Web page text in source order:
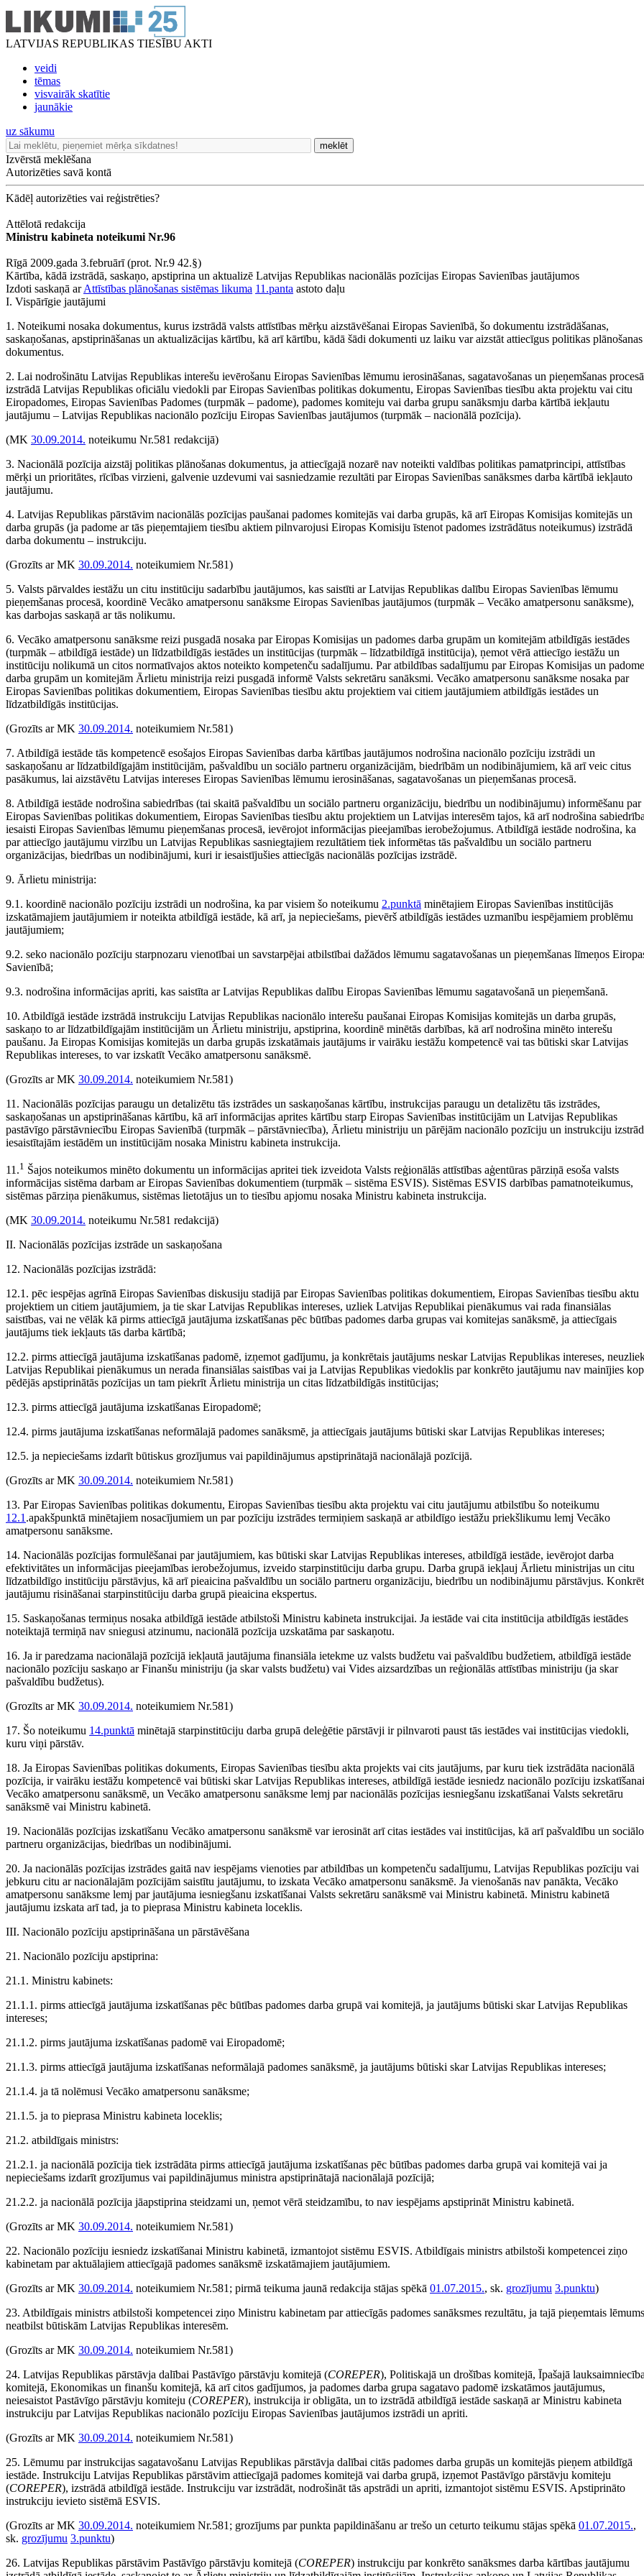
LATVIJAS REPUBLIKAS TIESĪBU AKTI
veidi
tēmas
visvairāk skatītie
jaunākie
uz sākumu
meklēt
Izvērstā meklēšana
Autorizēties savā kontā
Kādēļ autorizēties vai reģistrēties?
Attēlotā redakcija
Ministru kabineta noteikumi Nr.96
Rīgā 2009.gada 3.februārī (prot. Nr.9 42.§)
Kārtība, kādā izstrādā, saskaņo, apstiprina un aktualizē Latvijas Republikas nacionālās pozīcijas Eiropas Savienības jautājumos
Izdoti saskaņā arAttīstības plānošanas sistēmas likuma 11.panta astoto daļu
I. Vispārīgie jautājumi
1. Noteikumi nosaka dokumentus, kurus izstrādā valsts attīstības mērķu aizstāvēšanai Eiropas Savienībā, šo dokumentu izstrādāšanas,
saskaņošanas, apstiprināšanas un aktualizācijas kārtību, kā arī kārtību, kādā šādi dokumenti uz laiku var aizstāt attiecīgus politikas plānošanas
dokumentus.
2. Lai nodrošinātu Latvijas Republikas interešu ievērošanu Eiropas Savienības lēmumu ierosināšanas, sagatavošanas un pieņemšanas
izstrādā Latvijas Republikas oficiālu viedokli par Eiropas Savienības politikas dokumentu, Eiropas Savienības tiesību akta projektu vai citu
Eiropadomes, Eiropas Savienības Padomes (turpmāk – padome), padomes komiteju vai darba grupu sanāksmju darba kārtībā iekļautu
jautājumu – Latvijas Republikas nacionālo pozīciju Eiropas Savienības jautājumos (turpmāk – nacionālā pozīcija).
(MK 30.09.2014. noteikumu Nr.581 redakcijā)
3. Nacionālā pozīcija aizstāj politikas plānošanas dokumentus, ja attiecīgajā nozarē nav noteikti valdības politikas pamatprincipi, attīstības
mērķi un prioritātes, rīcības virzieni, galvenie uzdevumi vai sasniedzamie rezultāti par Eiropas Savienības sanāksmes darba kārtībā iekļauto
jautājumu.
4. Latvijas Republikas pārstāvim nacionālās pozīcijas paušanai padomes komitejās vai darba grupās, kā arī Eiropas Komisijas komitejās un
darba grupās (ja padome ar tās pieņemtajiem tiesību aktiem pilnvarojusi Eiropas Komisiju īstenot padomes izstrādātus noteikumus) izstrādā
darba dokumentu – instrukciju.
(Grozīts ar MK 30.09.2014. noteikumiem Nr.581)
5. Valsts pārvaldes iestāžu un citu institūciju sadarbību jautājumos, kas saistīti ar Latvijas Republikas dalību Eiropas Savienības lēmumu
pieņemšanas procesā, koordinē Vecāko amatpersonu sanāksme Eiropas Savienības jautājumos (turpmāk – Vecāko amatpersonu sanāksme),
kas darbojas saskaņā ar tās nolikumu.
6. Vecāko amatpersonu sanāksme reizi pusgadā nosaka par Eiropas Komisijas un padomes darba grupām un komitejām atbildīgās iestādes
(turpmāk – atbildīgā iestāde) un līdzatbildīgās iestādes un institūcijas (turpmāk – līdzatbildīgā institūcija), ņemot vērā attiecīgo iestāžu un
institūciju nolikumā un citos normatīvajos aktos noteikto kompetenču sadalījumu. Par atbildības sadalī­jumu par Eiropas Komisijas un
darba grupām un komitejām Ārlietu ministrija reizi pusgadā informē Valsts sekretāru sanāksmi. Vecāko amatpersonu sanāksme nosaka par
Eiropas Savienības politikas dokumentiem, Eiropas Savienības tiesību aktu projektiem vai citiem jautājumiem atbildīgās iestādes un
līdzatbildīgās institūcijas.
(Grozīts ar MK 30.09.2014. noteikumiem Nr.581)
7. Atbildīgā iestāde tās kompetencē esošajos Eiropas Savienības darba kārtības jautājumos nodrošina nacionālo pozīciju izstrādi un
saskaņošanu ar līdzatbildīgajām institūcijām, pašvaldību un sociālo partneru organizācijām, biedrībām un nodibinājumiem, kā arī veic citus
pasākumus, lai aizstāvētu Latvijas intereses Eiropas Savienības lēmumu ierosināšanas, sagatavošanas un pieņemšanas procesā.
8. Atbildīgā iestāde nodrošina sabiedrības (tai skaitā pašvaldību un sociālo partneru organizāciju, biedrību un nodibinājumu) informēšanu par
Eiropas Savienības politikas dokumentiem, Eiropas Savienības tiesību aktu projektiem un Latvijas interesēm tajos, kā arī nodrošina
iesaisti Eiropas Savienī­bas lēmumu pieņemšanas procesā, ievērojot informācijas pieejamības ierobežo­jumus. Atbildīgā iestāde nodrošina, ka
par attiecīgo jautājumu virzību un Latvijas Republikas sasniegtajiem rezultātiem tiek informētas tās pašvaldību un sociālo partneru
organizācijas, biedrības un nodibinājumi, kuri ir iesaistījušies attiecīgās nacionālās pozīcijas izstrādē.
9. Ārlietu ministrija:
9.1. koordinē nacionālo pozīciju izstrādi un nodrošina, ka par visiem šo noteikumu 2.punktā minētajiem Eiropas Savienības institūcijās
izskatāmajiem jautājumiem ir noteikta atbildīgā iestāde, kā arī, ja nepieciešams, pievērš atbildīgās iestādes uzmanību iespējamiem problēmu
jautājumiem;
9.2. seko nacionālo pozīciju starpnozaru vienotībai un savstarpējai atbilstī­bai dažādos lēmumu sagatavošanas un pieņemšanas līmeņos
Savienībā;
9.3. nodrošina informācijas apriti, kas saistīta ar Latvijas Republikas dalību Eiropas Savienības lēmumu sagatavošanā un pieņemšanā.
10. Atbildīgā iestāde izstrādā instrukciju Latvijas Republikas nacionālo interešu paušanai Eiropas Komisijas komitejās un darba grupās,
saskaņo to ar līdzatbildīgajām institūcijām un Ārlietu ministriju, apstiprina, koordinē minētās darbības, kā arī nodrošina minēto interešu
paušanu. Ja Eiropas Komisijas komitejās un darba grupās izskatāmais jautājums ir vairāku iestāžu kompetencē vai tas būtiski skar Latvijas
Republikas intereses, to var izskatīt Vecāko amatpersonu sanāksmē.
(Grozīts ar MK 30.09.2014. noteikumiem Nr.581)
11. Nacionālās pozīcijas paraugu un detalizētu tās izstrādes un saskaņo­šanas kārtību, instrukcijas paraugu un detalizētu tās izstrādes,
saskaņošanas un apstiprināšanas kārtību, kā arī informācijas aprites kārtību starp Eiropas Savienī­bas institūcijām un Latvijas Republikas
pastāvīgo pārstāvniecību Eiropas Savienībā (turpmāk – pārstāvniecība), Ārlietu ministriju un pārējām nacionālo pozīciju un instrukciju
iesaistītajām iestādēm un institūcijām nosaka Ministru kabineta instrukcija.
11.1 Šajos noteikumos minēto dokumentu un informācijas apritei tiek izveidota Valsts reģionālās attīstības aģentūras pārziņā esoša valsts
informācijas sistēma darbam ar Eiropas Savienības dokumentiem (turpmāk – sistēma ESVIS). Sistēmas ESVIS darbības pamatnoteikumus,
sistēmas pārziņa pienākumus, sistēmas lietotājus un to tiesību apjomu nosaka Ministru kabineta instrukcija.
(MK 30.09.2014. noteikumu Nr.581 redakcijā)
II. Nacionālās pozīcijas izstrāde un saskaņošana
12. Nacionālās pozīcijas izstrādā:
12.1. pēc iespējas agrīnā Eiropas Savienības diskusiju stadijā par Eiropas Savienības politikas dokumentiem, Eiropas Savienības tiesību aktu
projektiem un citiem jautājumiem, ja tie skar Latvijas Republikas intereses, uzliek Latvijas Republikai pienākumus vai rada finansiālas
saistības, vai ne vēlāk kā pirms attiecīgā jautājuma izskatīšanas pēc būtības padomes darba grupas vai komitejas sanāksmē, ja attiecīgais
jautājums tiek iekļauts tās darba kārtībā;
12.2. pirms attiecīgā jautājuma izskatīšanas padomē, izņemot gadījumu, ja konkrētais jautājums neskar Latvijas Republikas intereses,
Latvijas Republikai pienākumus un nerada finansiālas saistības vai ja Latvijas Republikas viedoklis par konkrēto jautājumu nav mainījies
pēdējās apstiprinātās pozīcijas un tam piekrīt Ārlietu ministrija un citas līdzatbildīgās institūcijas;
12.3. pirms attiecīgā jautājuma izskatīšanas Eiropadomē;
12.4. pirms jautājuma izskatīšanas neformālajā padomes sanāk­smē, ja attiecīgais jautājums būtiski skar Latvijas Republikas intereses;
12.5. ja nepieciešams izdarīt būtiskus grozījumus vai papildinājumus apstiprinātajā nacionālajā pozīcijā.
(Grozīts ar MK 30.09.2014. noteikumiem Nr.581)
13. Par Eiropas Savienības politikas dokumentu, Eiropas Savienības tiesību akta projektu vai citu jautājumu atbilstību šo noteikumu
12.1 .apakš­punktā minētajiem nosacījumiem un par pozīciju izstrādes termiņiem saskaņā ar atbildīgo iestāžu priekšlikumu lemj Vecāko
amatpersonu sanāksme.
14. Nacionālās pozīcijas formulēšanai par jautājumiem, kas būtiski skar Latvijas Republikas intereses, atbildīgā iestāde, ievērojot darba
efektivitātes un informācijas pieejamības ierobežojumus, izveido starpinstitūciju darba grupu. Darba grupā iekļauj Ārlietu ministrijas un citu
līdzatbildīgo institūciju pārstāvjus, kā arī pieaicina pašvaldību un sociālo partneru organizāciju, biedrību un nodibinājumu pārstāvjus.
jautājumu risināšanai starpinstitūciju darba grupā pieaicina ekspertus.
15. Saskaņošanas termiņus nosaka atbildīgā iestāde atbilstoši Ministru kabineta instrukcijai. Ja iestāde vai cita institūcija atbildīgās iestādes
noteiktajā termiņā nav sniegusi atzinumu, nacionālā pozīcija uzskatāma par saskaņotu.
16. Ja ir paredzama nacionālajā pozīcijā iekļautā jautājuma finansiāla ietekme uz valsts budžetu vai pašvaldību budžetiem, atbildīgā iestāde
nacionālo pozīciju saskaņo ar Finanšu ministriju (ja skar valsts budžetu) vai Vides aizsardzības un reģionālās attīstības ministriju (ja skar
pašvaldību budžetus).
(Grozīts ar MK 30.09.2014. noteikumiem Nr.581)
17. Šo noteikumu 14.punktā minētajā starpinstitūciju darba grupā deleģētie pārstāvji ir pilnvaroti paust tās iestādes vai institūcijas viedokli,
kuru viņi pārstāv.
18. Ja Eiropas Savienības politikas dokuments, Eiropas Savienības tiesību akta projekts vai cits jautājums, par kuru tiek izstrādāta nacionālā
pozīcija, ir vairāku iestāžu kompetencē vai būtiski skar Latvijas Republikas intereses, atbildīgā iestāde iesniedz nacionālo pozīciju izskatīšanai
Vecāko amatpersonu sanāksmē, un Vecāko amatpersonu sanāksme lemj par nacionālās pozīcijas iesniegšanu izskatīšanai Valsts sekretāru
sanāksmē vai Ministru kabinetā.
19. Nacionālās pozīcijas izskatīšanu Vecāko amatpersonu sanāksmē var ierosināt arī citas iestādes vai institūcijas, kā arī pašvaldību un sociālo
partneru organizācijas, biedrības un nodibinājumi.
20. Ja nacionālās pozīcijas izstrādes gaitā nav iespējams vienoties par atbildības un kompetenču sadalījumu, Latvijas Republikas pozīciju vai
jebkuru citu ar nacionālajām pozīcijām saistītu jautājumu, to izskata Vecāko amatper­sonu sanāksmē. Ja vienošanās nav panākta, Vecāko
amatpersonu sanāksme lemj par jautājuma iesniegšanu izskatīšanai Valsts sekretāru sanāksmē vai Ministru kabinetā. Ministru kabinetā
jautājumu izskata arī tad, ja to pieprasa Ministru kabineta loceklis.
III. Nacionālo pozīciju apstiprināšana un pārstāvēšana
21. Nacionālo pozīciju apstiprina:
21.1. Ministru kabinets:
21.1.1. pirms attiecīgā jautājuma izskatīšanas pēc būtības padomes darba grupā vai komitejā, ja jautājums būtiski skar Latvijas Republikas
intereses;
21.1.2. pirms jautājuma izskatīšanas padomē vai Eiropadomē;
21.1.3. pirms attiecīgā jautājuma izskatīšanas neformālajā padomes sanāksmē, ja jautājums būtiski skar Latvijas Republikas intereses;
21.1.4. ja tā nolēmusi Vecāko amatpersonu sanāksme;
21.1.5. ja to pieprasa Ministru kabineta loceklis;
21.2. atbildīgais ministrs:
21.2.1. ja nacionālā pozīcija tiek izstrādāta pirms attiecīgā jautājuma izskatīšanas pēc būtības padomes darba grupā vai komitejā vai ja
nepieciešams izdarīt grozījumus vai papildinājumus ministra apstiprinātajā nacionālajā pozīcijā;
21.2.2. ja nacionālā pozīcija jāapstiprina steidzami un, ņemot vērā steidzamību, to nav iespējams apstiprināt Ministru kabinetā.
(Grozīts ar MK 30.09.2014. noteikumiem Nr.581)
22. Nacionālo pozīciju iesniedz izskatīšanai Ministru kabinetā, izmantojot sistēmu ESVIS. Atbildīgais ministrs atbilstoši kompetencei ziņo
kabinetam par aktuālajiem attiecīgajā padomes sanāksmē izskatāmajiem jautājumiem.
(Grozīts ar MK 30.09.2014. noteikumiem Nr.581; pirmā teikuma jaunā redakcija stājas spēkā 01.07.2015., sk. grozījumu 3.punktu)
23. Atbildīgais ministrs atbilstoši kompetencei ziņo Ministru kabinetam par attiecīgās padomes sanāksmes rezultātu, ja tajā pieņemtais lēmums
neatbilst būtiskām Latvijas Republikas interesēm.
(Grozīts ar MK 30.09.2014. noteikumiem Nr.581)
24. Latvijas Republikas pārstāvja dalībai Pastāvīgo pārstāvju komitejā (COREPER), Politiskajā un drošības komitejā, Īpašajā
komitejā, Ekonomikas un finanšu komitejā, kā arī citos gadījumos, ja padomes darba grupa sagatavo padomē izskatāmos jautājumus,
neiesaistot Pastāvīgo pārstāvju komiteju (COREPER), instrukcija ir obligāta, un to izstrādā atbildīgā iestāde saskaņā ar Ministru kabineta
instrukciju par Latvijas Republikas nacionālo pozīciju Eiropas Savienības jautājumos izstrādi un apriti.
(Grozīts ar MK 30.09.2014. noteikumiem Nr.581)
25. Lēmumu par instrukcijas sagatavošanu Latvijas Republikas pārstāvja dalībai citās padomes darba grupās un komitejās pieņem atbildīgā
iestāde. Instrukciju Latvijas Republikas pārstāvim attiecīgajā padomes komitejā vai darba grupā, izņemot Pastāvīgo pārstāvju komiteju
(COREPER), izstrādā atbildīgā iestāde. Instrukciju var izstrādāt, nodrošināt tās apstrādi un apriti, izmantojot sistēmu ESVIS. Apstiprināto
instrukciju ievieto sistēmā ESVIS.
(Grozīts ar MK 30.09.2014. noteikumiem Nr.581; grozījums par punkta papildināšanu ar trešo un ceturto teikumu stājas spēkā 01.07.2015.,
sk. grozījumu 3.punktu)
26. Latvijas Republikas pārstāvim Pastāvīgo pārstāvju komitejā (COREPER) instrukciju par konkrēto sanāksmes darba kārtības jautājumu